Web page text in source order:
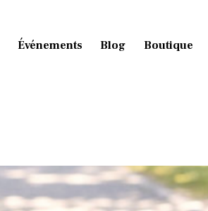
Événements Blog Boutique